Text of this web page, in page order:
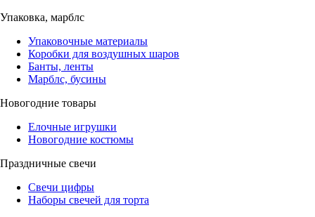
Упаковка, марблс
Упаковочные материалы
Коробки для воздушных шаров
Банты, ленты
Марблс, бусины
Новогодние товары
Елочные игрушки
Новогодние костюмы
Праздничные свечи
Свечи цифры
Наборы свечей для торта